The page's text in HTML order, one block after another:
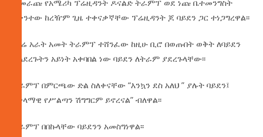
ተመራጩ የአሜሪካ ፕሬዚዳንት ዶናልድ ትራምፕ ወደ ነጩ ቤተመንግስት
አቅንተው ከረዥም ጊዜ ተቀናቃኛቸው ፕሬዚዳንት ጆ ባይደን ጋር ተነጋግረዋል፡፡
የዛሬአራት አመት ትራምፕ ተሸንፈው ከዚሁ ቢሮ በወጡበት ወቅት ለባይደን
ያላደረጉትን አይነት አቀባበል ነው ባይደን ለትራም ያደረጉላቸው፡፡
ትራምፕ በምርጫው ድል ስለቀናቸው “እንኳን ደስ አለህ ” ያሉት ባይደን፤
“ሠላማዊ የሥልጣን ሽግግርም ይኖረናል” ብለዋል፡፡
ትራምፕ በበኩላቸው ባይደንን አመስግነዋል፡፡